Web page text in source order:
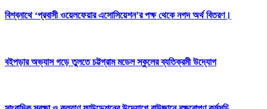
বিশ্বনাথে ‘প্রবাসী ওয়েলফেয়ার এসোসিয়েশন’র পক্ষ থেকে নগদ অর্থ বিতরণ।
বইপড়ার অভ্যাস গড়ে তুলতে চট্টগ্রাম মডেল স্কুলের ব্যতিক্রমী উদ্যোগ